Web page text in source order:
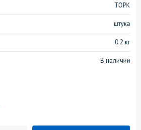
ТОРК
штука
0.2 кг
В наличии